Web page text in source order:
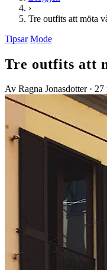
›
Tre outfits att möta
Tipsar Mode
Tre outfits att
Av Ragna Jonasdotter · 27